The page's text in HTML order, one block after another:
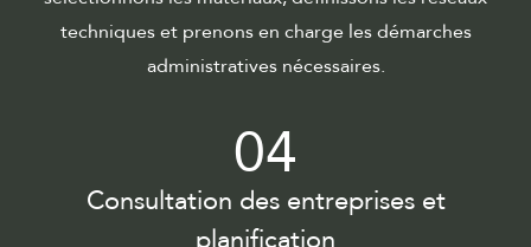
techniques et prenons en charge les démarches
administratives nécessaires.
04
Consultation des entreprises et
planification